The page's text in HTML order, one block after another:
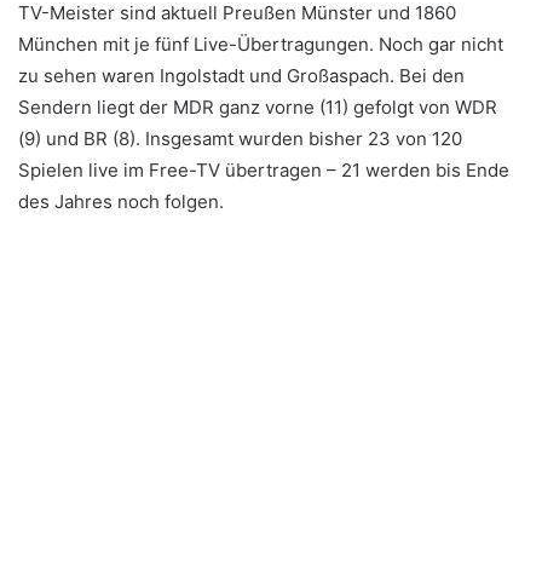
TV-Meister sind aktuell Preußen Münster und 1860
München mit je fünf Live-Übertragungen. Noch gar nicht
zu sehen waren Ingolstadt und Großaspach. Bei den
Sendern liegt der MDR ganz vorne (11) gefolgt von WDR
(9) und BR (8). Insgesamt wurden bisher 23 von 120
Spielen live im Free-TV übertragen – 21 werden bis Ende
des Jahres noch folgen.